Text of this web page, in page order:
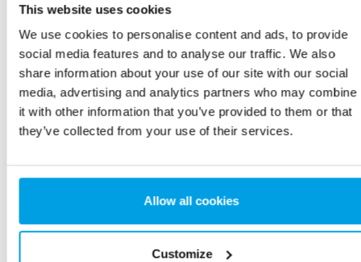
This website uses cookies
We use cookies to personalise content and ads, to provide
social media features and to analyse our traffic. We also
share information about your use of our site with our social
media, advertising and analytics partners who may combine
it with other information that you’ve provided to them or that
they’ve collected from your use of their services.
Allow all cookies
Customize
6. EDI
EDI används efter RO-systemet för polering av
demineraliserat vatten för att uppnå låga nivåer av
konduktivitet.
Se en stativmonterad
vattenbehandlingsanläggning